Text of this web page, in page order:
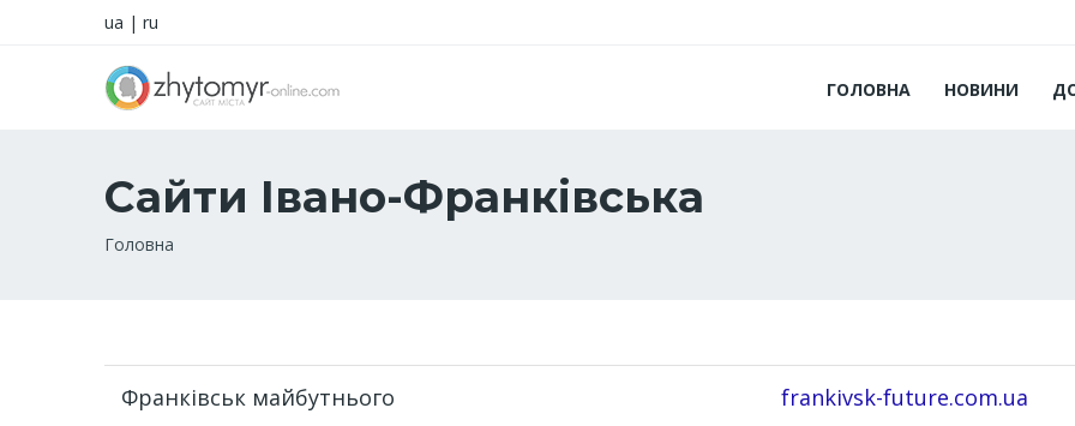
ua | ru
ГОЛОВНА НОВИНИ
Сайти Івано-Франківська
Рядок
Головна
Франківськ майбутнього frankivsk-future.com.ua